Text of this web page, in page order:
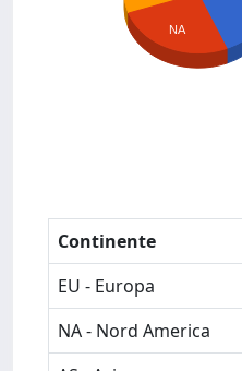
NA
Continente
EU - Europa
NA - Nord America